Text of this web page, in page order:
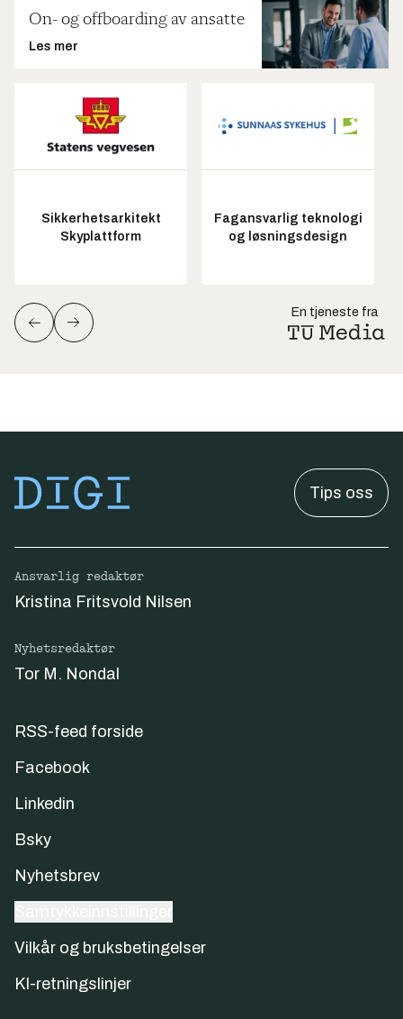
On- og offboarding av ansatte
Les mer
Sikkerhetsarkitekt
Skyplattform
Fagansvarlig teknologi
og løsningsdesign
En tjeneste fra
Tips oss
Ansvarlig redaktør
Kristina Fritsvold Nilsen
Nyhetsredaktør
Tor M. Nondal
RSS-feed forside
Facebook
Linkedin
Bsky
Nyhetsbrev
Vilkår og bruksbetingelser
KI-retningslinjer